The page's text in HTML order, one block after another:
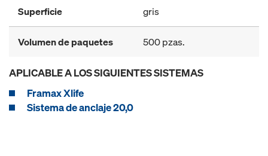
Superficie gris
Volumen de paquetes 500 pzas.
APLICABLE A LOS SIGUIENTES SISTEMAS
Framax Xlife
Sistema de anclaje 20,0